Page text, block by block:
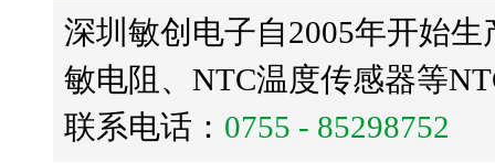
深圳敏创电子自2005年开始
敏电阻、NTC温度传感器等
联系电话： 0755 - 85298752